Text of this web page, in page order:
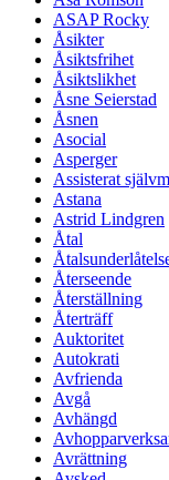
ASAP Rocky
Åsikter
Åsiktsfrihet
Åsiktslikhet
Åsne Seierstad
Åsnen
Asocial
Asperger
Assisterat
Astana
Astrid Lindgren
Åtal
Återseende
Återställning
Återträff
Auktoritet
Autokrati
Avfrienda
Avgå
Avhängd
Avrättning